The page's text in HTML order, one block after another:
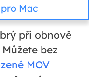
Mac
při obnově
bez
MOV